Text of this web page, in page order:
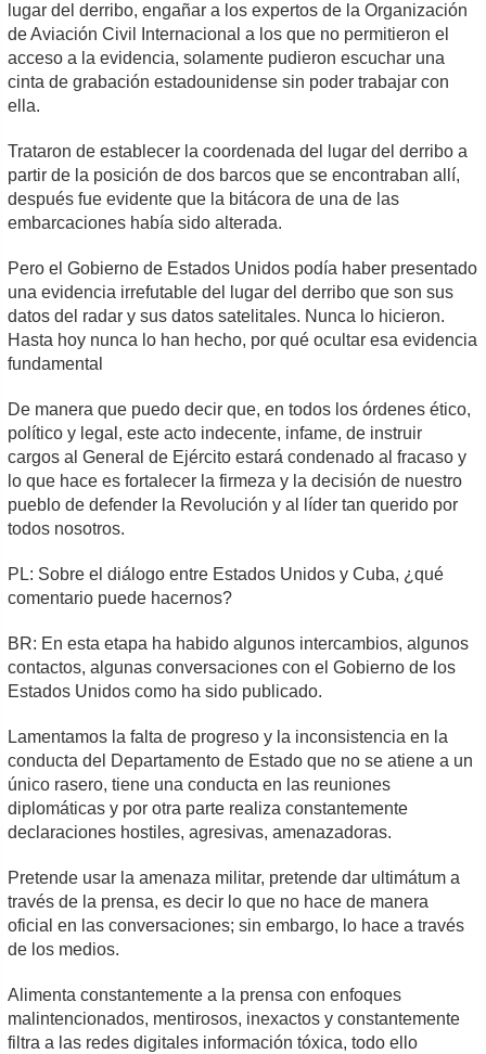
lugar del derribo, engañar a los expertos de la Organización
de Aviación Civil Internacional a los que no permitieron el
acceso a la evidencia, solamente pudieron escuchar una
cinta de grabación estadounidense sin poder trabajar con
ella.
Trataron de establecer la coordenada del lugar del derribo a
partir de la posición de dos barcos que se encontraban allí,
después fue evidente que la bitácora de una de las
embarcaciones había sido alterada.
Pero el Gobierno de Estados Unidos podía haber presentado
una evidencia irrefutable del lugar del derribo que son sus
datos del radar y sus datos satelitales. Nunca lo hicieron.
Hasta hoy nunca lo han hecho, por qué ocultar esa evidencia
fundamental
De manera que puedo decir que, en todos los órdenes ético,
político y legal, este acto indecente, infame, de instruir
cargos al General de Ejército estará condenado al fracaso y
lo que hace es fortalecer la firmeza y la decisión de nuestro
pueblo de defender la Revolución y al líder tan querido por
todos nosotros.
PL: Sobre el diálogo entre Estados Unidos y Cuba, ¿qué
comentario puede hacernos?
BR: En esta etapa ha habido algunos intercambios, algunos
contactos, algunas conversaciones con el Gobierno de los
Estados Unidos como ha sido publicado.
Lamentamos la falta de progreso y la inconsistencia en la
conducta del Departamento de Estado que no se atiene a un
único rasero, tiene una conducta en las reuniones
diplomáticas y por otra parte realiza constantemente
declaraciones hostiles, agresivas, amenazadoras.
Pretende usar la amenaza militar, pretende dar ultimátum a
través de la prensa, es decir lo que no hace de manera
oficial en las conversaciones; sin embargo, lo hace a través
de los medios.
Alimenta constantemente a la prensa con enfoques
malintencionados, mentirosos, inexactos y constantemente
filtra a las redes digitales información tóxica, todo ello